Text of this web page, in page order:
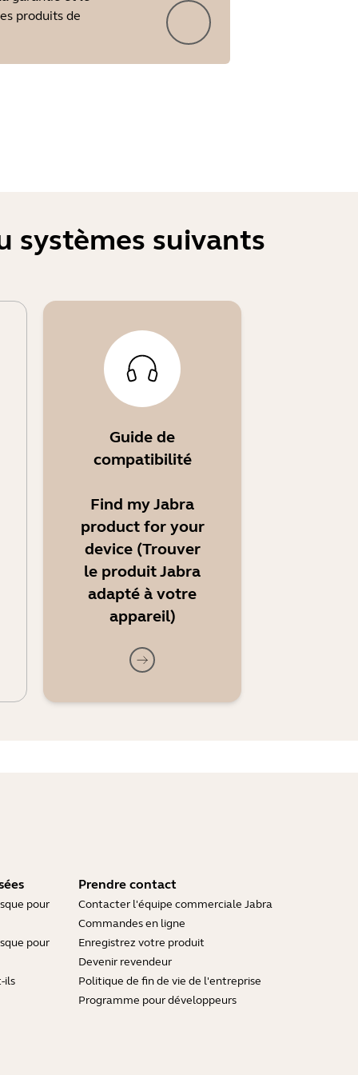
produits de
systèmes suivants
Guide de
compatibilité
Find my Jabra
product for your
device (Trouver
le produit Jabra
adapté à votre
appareil)
pour
pour
ils
Prendre contact
Contacter l'équipe commerciale Jabra
Commandes en ligne
Enregistrez votre produit
Devenir revendeur
Politique de fin de vie de l'entreprise
Programme pour développeurs